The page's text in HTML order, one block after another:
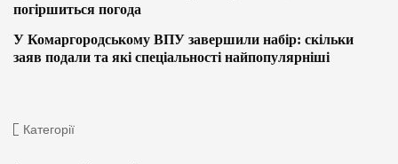
погіршиться погода
У Комаргородському ВПУ завершили набір: скільки
заяв подали та які спеціальності найпопулярніші
Категорії